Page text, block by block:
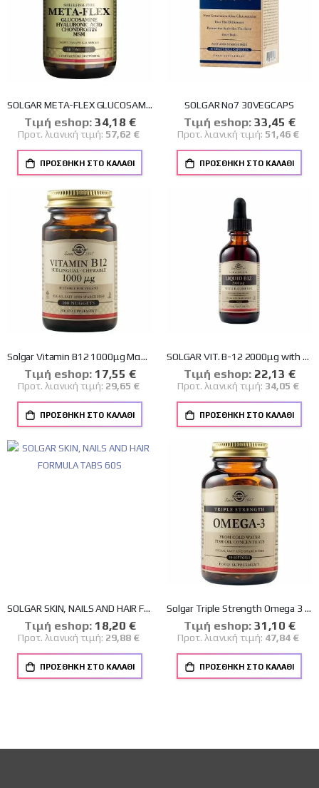
SOLGAR META-FLEX GLUCOSAMINE HYALURONIC ACID CHONDR.MSM TABS 60S
Tιμή eshop: Ειδική
Τιμή
34,18 €
Προτ. λιανική τιμή: 57,62 €
ΠΡΟΣΘΉΚΗ ΣΤΟ ΚΑΛΆΘΙ
SOLGAR No7 30VEGCAPS
Tιμή eshop: Ειδική
Τιμή
33,45 €
Προτ. λιανική τιμή: 51,46 €
ΠΡΟΣΘΉΚΗ ΣΤΟ ΚΑΛΆΘΙ
Solgar Vitamin B12 1000μg Μασώμενα Δισκία Βιταμίνη B12 για την Ομαλή Λειτουργία του Νευρικού Συστήματος, 100nuggets
Tιμή eshop: Ειδική
Τιμή
17,55 €
Προτ. λιανική τιμή: 29,65 €
ΠΡΟΣΘΉΚΗ ΣΤΟ ΚΑΛΆΘΙ
SOLGAR VIT. B-12 2000μg with B-Complex liquid 59ml
Tιμή eshop: Ειδική
Τιμή
22,13 €
Προτ. λιανική τιμή: 34,05 €
ΠΡΟΣΘΉΚΗ ΣΤΟ ΚΑΛΆΘΙ
SOLGAR SKIN, NAILS AND HAIR FORMULA TABS 60S
Tιμή eshop: Ειδική
Τιμή
18,20 €
Προτ. λιανική τιμή: 29,88 €
ΠΡΟΣΘΉΚΗ ΣΤΟ ΚΑΛΆΘΙ
Solgar Triple Strength Omega 3 950mg 50 μαλακές κάψουλες
Tιμή eshop: Ειδική
Τιμή
31,10 €
Προτ. λιανική τιμή: 47,84 €
ΠΡΟΣΘΉΚΗ ΣΤΟ ΚΑΛΆΘΙ